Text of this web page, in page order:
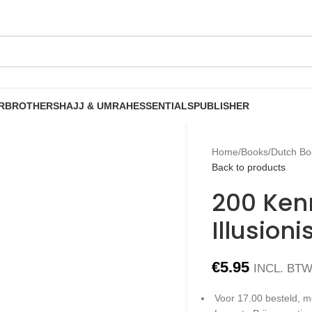
BROTHERSHAJJ & UMRAHESSENTIALSPUBLISHER
Home/Books/Dutch
Back to products
200
€5.95 INCL. BTW
Voor 17.00 besteld,